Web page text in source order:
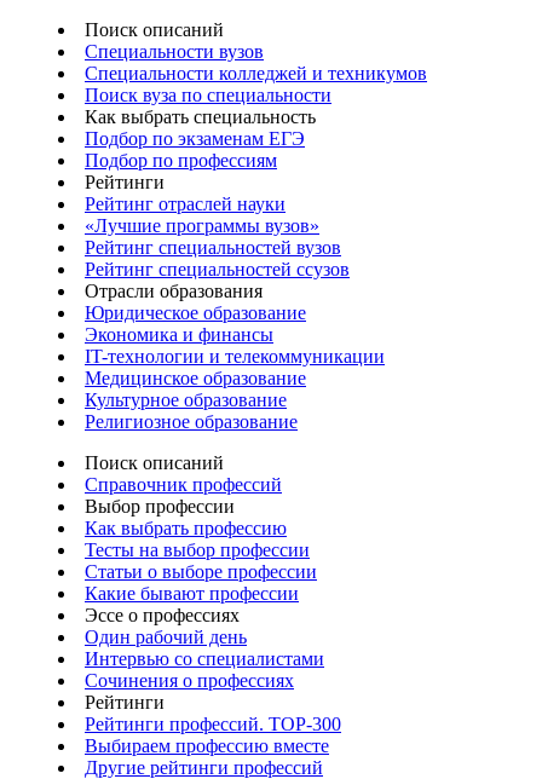
Поиск описаний
Специальности вузов
Специальности колледжей и техникумов
Поиск вуза по специальности
Как выбрать специальность
Подбор по экзаменам ЕГЭ
Подбор по профессиям
Рейтинги
Рейтинг отраслей науки
«Лучшие программы вузов»
Рейтинг специальностей вузов
Рейтинг специальностей ссузов
Отрасли образования
Юридическое образование
Экономика и финансы
IT-технологии и телекоммуникации
Медицинское образование
Культурное образование
Религиозное образование
Поиск описаний
Справочник профессий
Выбор профессии
Как выбрать профессию
Тесты на выбор профессии
Статьи о выборе профессии
Какие бывают профессии
Эссе о профессиях
Один рабочий день
Интервью со специалистами
Сочинения о профессиях
Рейтинги
Рейтинги профессий. TOP-300
Выбираем профессию вместе
Другие рейтинги профессий